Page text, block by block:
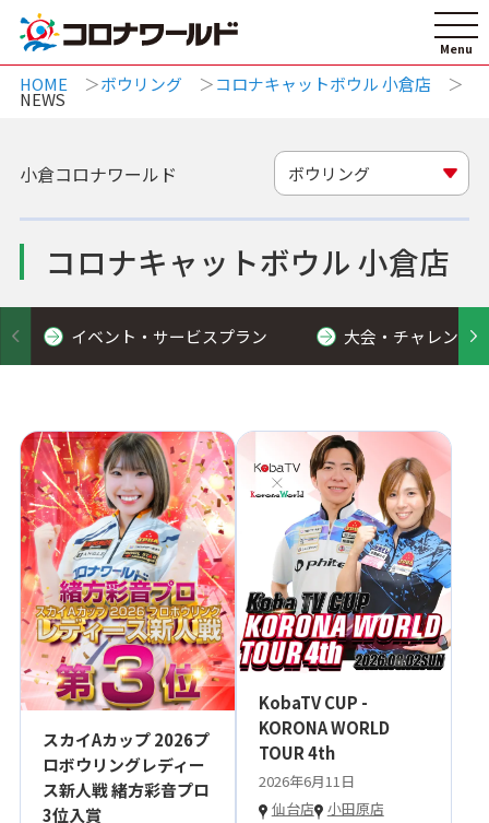
HOME ボウリング コロナキャットボウル 小倉店
NEWS
コロナキャットボウル 小倉店
小倉コロナワールド ボウリング
イベント・サービスプラン 大会・チャレンジ
スカイAカップ 2026プ
ロボウリングレディー
ス新人戦 緒方彩音プロ
3位入賞
KobaTV CUP -
KORONA WORLD
TOUR 4th
2026年6月11日
仙台店
小田原店